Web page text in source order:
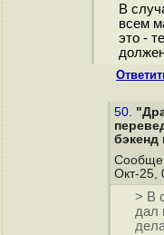
В
всем
это -
50.
бэкенд
Окт-25,
> В
дал